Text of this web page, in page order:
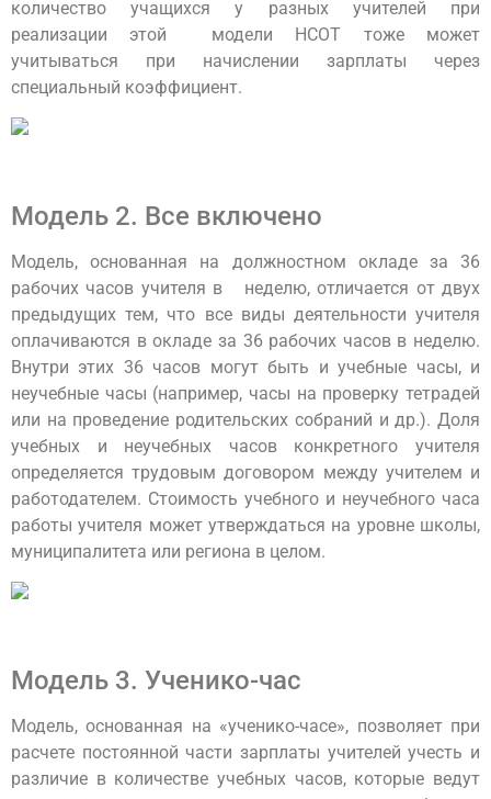
количество учащихся у разных учителей при
реализации этой модели НСОТ тоже может
учитываться при начислении зарплаты через
специальный коэффициент.
Модель 2. Все включено
Модель, основанная на должностном окладе за 36
рабочих часов учителя в неделю, отличается от двух
предыдущих тем, что все виды деятельности учителя
оплачиваются в окладе за 36 рабочих часов в неделю.
Внутри этих 36 часов могут быть и учебные часы, и
неучебные часы (например, часы на проверку тетрадей
или на проведение родительских собраний и др.). Доля
учебных и неучебных часов конкретного учителя
определяется трудовым договором между учителем и
работодателем. Стоимость учебного и неучебного часа
работы учителя может утверждаться на уровне школы,
муниципалитета или региона в целом.
Модель 3. Ученико-час
Модель, основанная на «ученико-часе», позволяет при
расчете постоянной части зарплаты учителей учесть и
различие в количестве учебных часов, которые ведут